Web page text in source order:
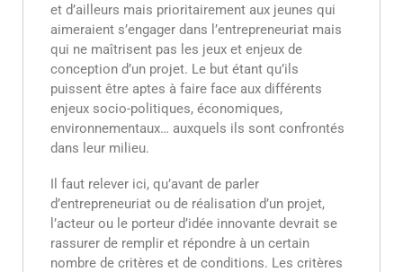
et d’ailleurs mais prioritairement aux jeunes qui
aimeraient s’engager dans l’entrepreneuriat mais
qui ne maîtrisent pas les jeux et enjeux de
conception d’un projet. Le but étant qu’ils
puissent être aptes à faire face aux différents
enjeux socio-politiques, économiques,
environnementaux… auxquels ils sont confrontés
dans leur milieu.
Il faut relever ici, qu’avant de parler
d’entrepreneuriat ou de réalisation d’un projet,
l’acteur ou le porteur d’idée innovante devrait se
rassurer de remplir et répondre à un certain
nombre de critères et de conditions. Les critères